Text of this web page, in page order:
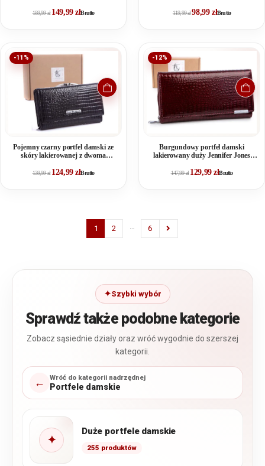
189,99zł 149,99złBrutto 119,99zł98,99 złBrutto
-11%
Pojemny czarny portfel damski ze
skóry lakierowanej z dwoma
139,99zł 124,99złBrutto
-12%
Burgundowy portfel damski
lakierowany duży Jennifer Jones
147,99zł 129,99złBrutto
1 2 … 6
Szybki wybór
Sprawdź także podobne kategorie
Zobacz sąsiednie działy oraz wróć wygodnie do szerszej
kategorii.
← Wróć do kategorii nadrzędnej
Portfele damskie
✦
Duże portfele damskie
255 produktów